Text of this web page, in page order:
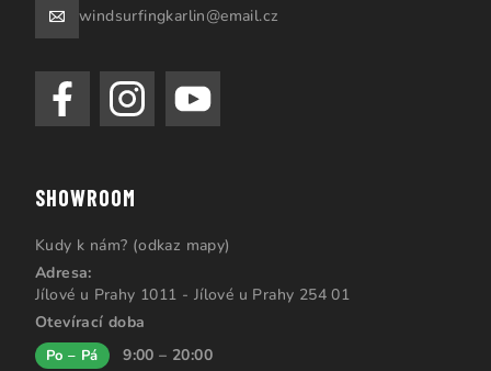
windsurfingkarlin@email.cz
SHOWROOM
Kudy k nám? (odkaz mapy)
Adresa:
Jílové u Prahy 1011 - Jílové u Prahy 254 01
Otevírací doba
Po – Pá 9:00 – 20:00